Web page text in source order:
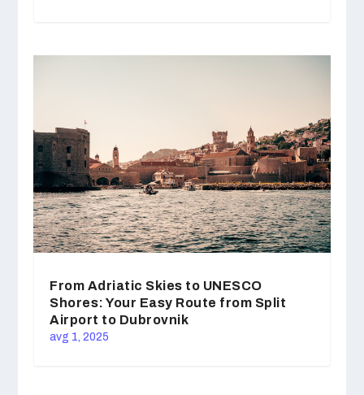
From Adriatic Skies to UNESCO
Shores: Your Easy Route from Split
Airport to Dubrovnik
avg 1, 2025